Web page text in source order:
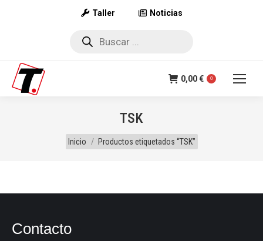
Taller Noticias
Búsqueda
0,00€ 0
TSK
Estás aquí:
Inicio Productos etiquetados “TSK”
Contacto